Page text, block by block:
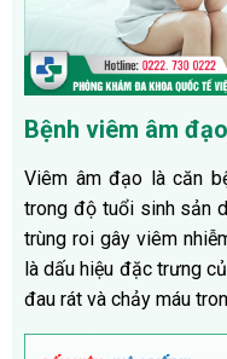
Bệnh viêm âm đạo
Viêm âm đạo là căn
trong độ tuổi sinh sản
trùng roi gây viêm
là dấu hiệu đặc trưng
đau rát và chảy máu